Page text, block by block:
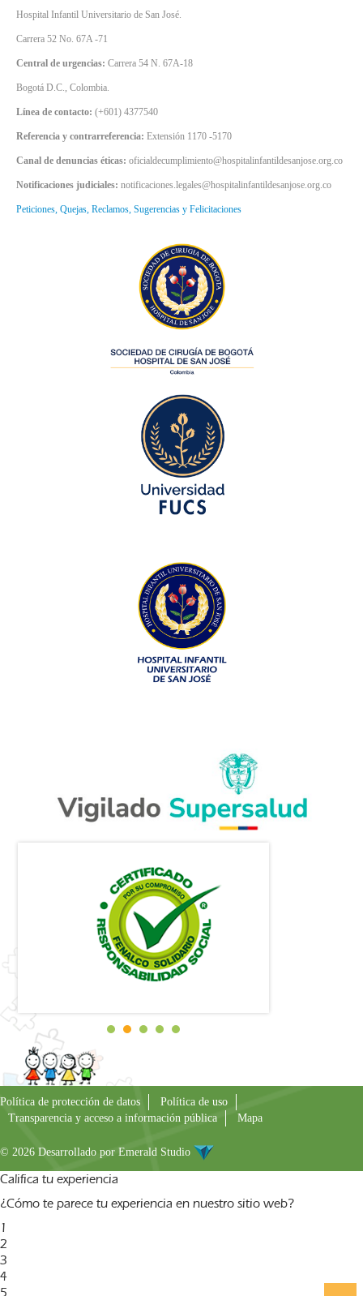
Hospital Infantil Universitario de San José.
Carrera 52 No. 67A -71
Central de urgencias: Carrera 54 N. 67A-18
Bogotá D.C., Colombia.
Línea de contacto: (+601) 4377540
Referencia y contrarreferencia: Extensión 1170 -5170
Canal de denuncias éticas: oficialdecumplimiento@hospitalinfantildesanjose.org.co
Notificaciones judiciales: notificaciones.legales@hospitalinfantildesanjose.org.co
Peticiones, Quejas, Reclamos, Sugerencias y Felicitaciones
Política de protección de datos
Política de uso
Transparencia y acceso a información pública
Mapa
© 2026 Desarrollado por Emerald Studio
Califica tu experiencia
¿Cómo te parece tu experiencia en nuestro sitio web?
1
2
3
4
5